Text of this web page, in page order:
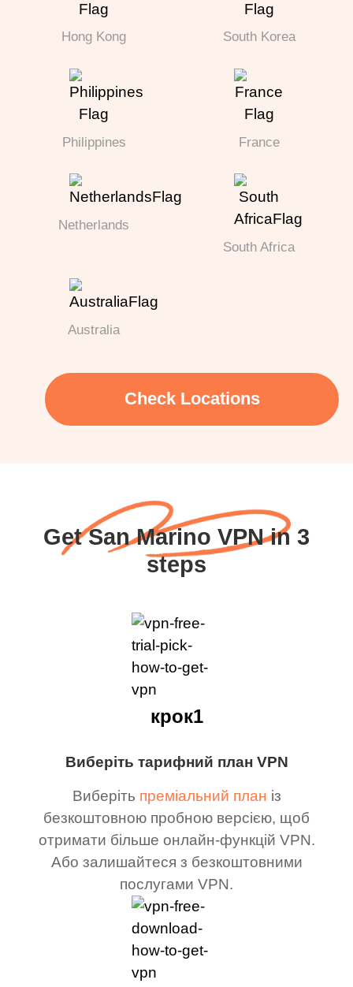
Hong Kong South Korea
Philippines France
Netherlands
South Africa
Australia
Check Locations
Get San Marino VPN in 3
steps
Виберіть тарифний план VPN
Виберіть преміальний план із
безкоштовною пробною версією, щоб
отримати більше онлайн-функцій VPN.
Або залишайтеся з безкоштовними
послугами VPN.
крок1